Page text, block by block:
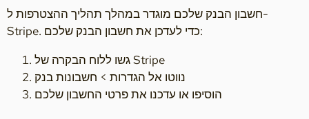
חשבון הבנק שלכם מוגדר במהלך תהליך ההצטרפות ל-
Stripe. כדי לעדכן את חשבון הבנק שלכם:
גשו ללוח הבקרה של Stripe
נווטו אל הגדרות > חשבונות בנק
הוסיפו או עדכנו את פרטי החשבון שלכם